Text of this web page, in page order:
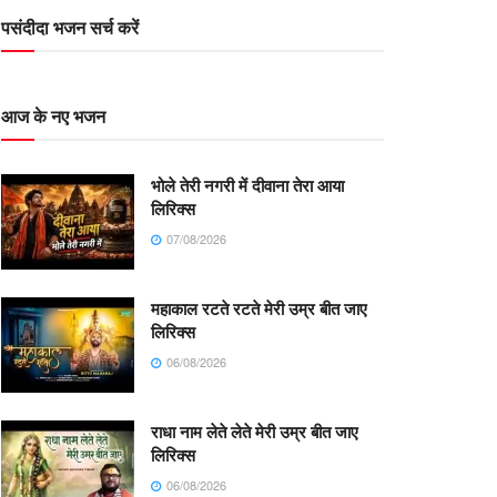
पसंदीदा भजन सर्च करें
आज के नए भजन
भोले तेरी नगरी में दीवाना तेरा आया
लिरिक्स
07/08/2026
महाकाल रटते रटते मेरी उम्र बीत जाए
लिरिक्स
06/08/2026
राधा नाम लेते लेते मेरी उम्र बीत जाए
लिरिक्स
06/08/2026